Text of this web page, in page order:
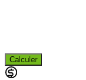
Calculer